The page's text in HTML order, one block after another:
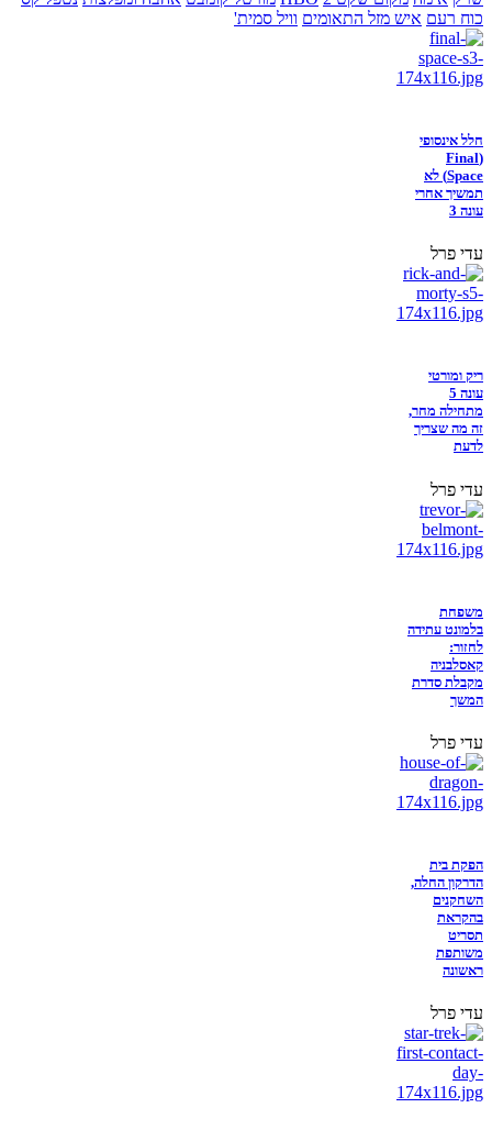
כוח רעם איש מזל התאומים וויל סמית'
חלל אינסופי
(Final
Space) לא
תמשיך אחרי
עונה 3
עדי פרל
ריק ומורטי
עונה 5
מתחילה מחר,
זה מה שצריך
לדעת
עדי פרל
משפחת
בלמונט עתידה
לחזור:
קאסלבניה
מקבלת סדרת
המשך
עדי פרל
הפקת בית
הדרקון החלה,
השחקנים
בהקראת
תסריט
משותפת
ראשונה
עדי פרל